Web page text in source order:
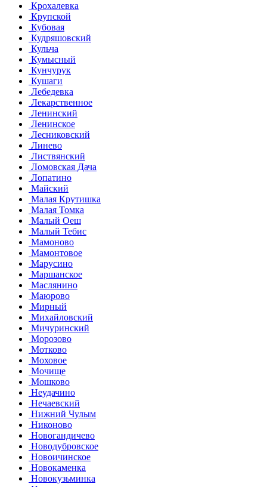
Крохалевка
Крупской
Кубовая
Кудряшовский
Кульча
Кумысный
Кунчурук
Кушаги
Лебедевка
Лекарственное
Ленинский
Ленинское
Лесниковский
Линево
Листвянский
Ломовская Дача
Лопатино
Майский
Малая Крутишка
Малая Томка
Малый Оеш
Малый Тебис
Мамоново
Мамонтовое
Марусино
Маршанское
Маслянино
Маюрово
Мирный
Михайловский
Мичуринский
Морозово
Мотково
Моховое
Мочище
Мошково
Неудачино
Нечаевский
Нижний Чулым
Никоново
Новогандичево
Новодубровское
Новоичинское
Новокаменка
Новокузьминка